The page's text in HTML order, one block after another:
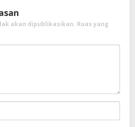
akan dipublikasikan. Ruas yang